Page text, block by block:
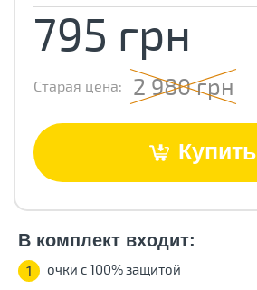
795 грн
Старая цена: 2 980 грн
Купить
В комплект входит:
1 очки с 100% защитой